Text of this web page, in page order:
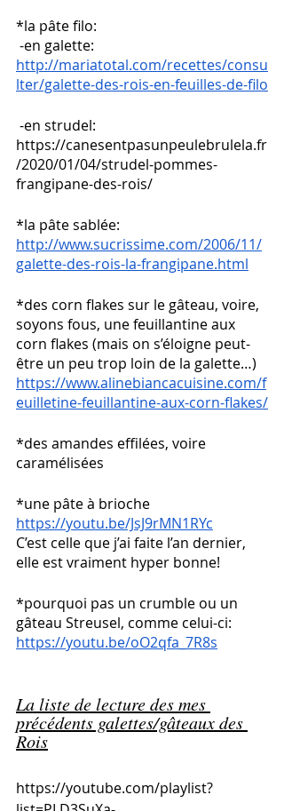
*la pâte filo:
-en galette:
http://mariatotal.com/recettes/consu
lter/galette-des-rois-en-feuilles-de-filo
-en strudel:
https://canesentpasunpeulebrulela.fr
/2020/01/04/strudel-pommes-
frangipane-des-rois/
*la pâte sablée:
http://www.sucrissime.com/2006/11/
galette-des-rois-la-frangipane.html
*des corn flakes sur le gâteau, voire,
soyons fous, une feuillantine aux
corn flakes (mais on s’éloigne peut-
être un peu trop loin de la galette…)
https://www.alinebiancacuisine.com/f
euilletine-feuillantine-aux-corn-flakes/
*des amandes effilées, voire
caramélisées
*une pâte à brioche
https://youtu.be/JsJ9rMN1RYc
C’est celle que j’ai faite l’an dernier,
elle est vraiment hyper bonne!
*pourquoi pas un crumble ou un
gâteau Streusel, comme celui-ci:
https://youtu.be/oO2qfa_7R8s
La liste de lecture des mes
précédents galettes/gâteaux des
Rois
https://youtube.com/playlist?